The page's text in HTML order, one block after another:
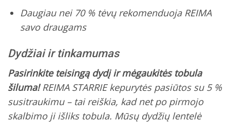
Daugiau nei 70 % tėvų rekomenduoja REIMA
savo draugams
Dydžiai ir tinkamumas
Pasirinkite teisingą dydį ir mėgaukitės tobula
šiluma!REIMA STARRIE kepurytės pasiūtos su 5 %
susitraukimu – tai reiškia, kad net po pirmojo
skalbimo ji išliks tobula. Mūsų dydžių lentelė